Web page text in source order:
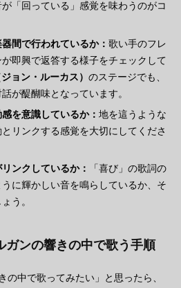
「回っている」感覚を味わうのがコ
間で行われているか： 歌い手のフレ
即興で返答する様子をチェックして
ョン・ルーカス） のステージでも、
が醍醐味となっています。
を意識しているか： 地を這うような
リンクする感覚を大切にしてくださ
ンクしているか：
「喜び」の歌詞の
に輝かしい音を鳴らしているか、そ
う。
ガンの響きの中で歌う手順
の中で歌ってみたい」と思ったら、